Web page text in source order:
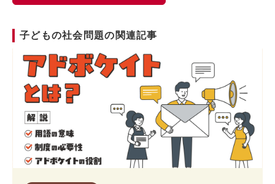
子どもの社会問題の関連記事